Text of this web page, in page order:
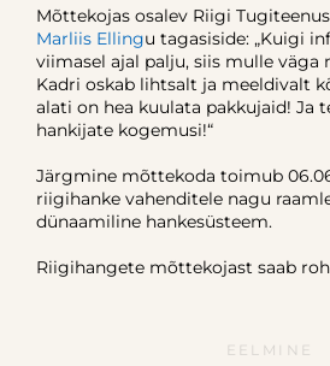
Mõttekojas osalev Riigi
Marliis Ellingu tagasiside: „Kuigi
viimasel ajal palju, siis mulle väga
Kadri oskab lihtsalt ja meeldivalt
alati on hea kuulata pakkujaid! Ja
hankijate kogemusi!“
Järgmine mõttekoda toimub
riigihanke vahenditele nagu
dünaamiline hankesüsteem.
Riigihangete mõttekojast saab
EELMINE